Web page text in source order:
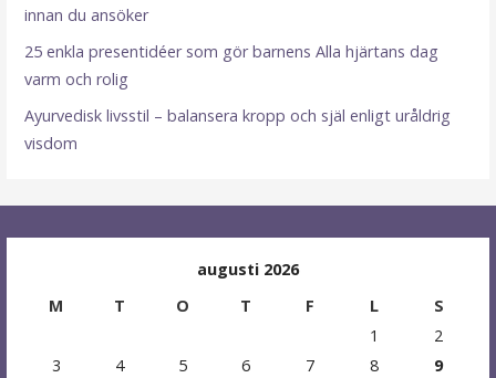
innan du ansöker
25 enkla presentidéer som gör barnens Alla hjärtans dag
varm och rolig
Ayurvedisk livsstil – balansera kropp och själ enligt uråldrig
visdom
augusti 2026
M
T O T F L
S
1
2
3
4 5 6 7 8
9